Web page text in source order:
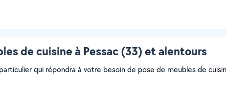
de cuisine à Pessac (33) et alentours
qui répondra à votre besoin de pose de meubles de